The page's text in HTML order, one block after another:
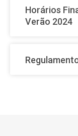
Horários
Verão 2024